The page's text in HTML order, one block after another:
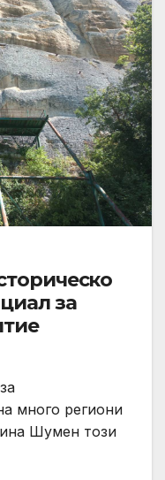
за
много региони
Шумен този